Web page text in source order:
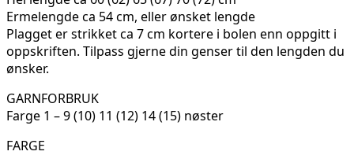
Ermelengde ca 54 cm, eller ønsket lengde
Plagget er strikket ca 7 cm kortere i bolen enn oppgitt i
oppskriften. Tilpass gjerne din genser til den lengden du
ønsker.
GARNFORBRUK
Farge 1 – 9 (10) 11 (12) 14 (15) nøster
FARGE